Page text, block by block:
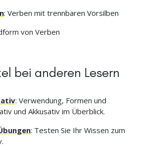
: Verben mit trennbaren Vorsilben
von Verben
bei anderen Lesern
: Verwendung, Formen und
und Akkusativ im Überblick.
: Testen Sie Ihr Wissen zum